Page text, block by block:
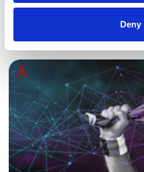
Deny
Digital Loyalty
del Osservatorio